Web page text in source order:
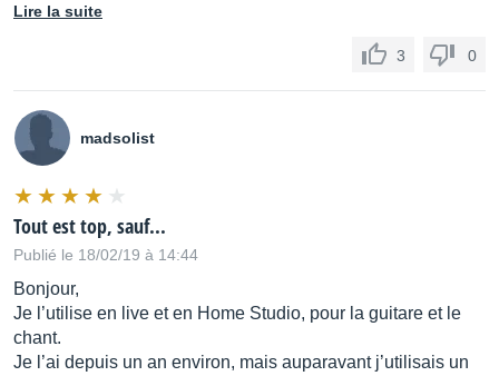
EQ – Improved Filter Design and Control
Expanded EQ range and precision
Guitar
FX Block
Description
Lire la suite
3 0
madsolist
Tout est top, sauf...
Publié le 18/02/19 à 14:44
Bonjour,
Je l’utilise en live et en Home Studio, pour la guitare et le
chant.
Je l’ai depuis un an environ, mais auparavant j’utilisais un